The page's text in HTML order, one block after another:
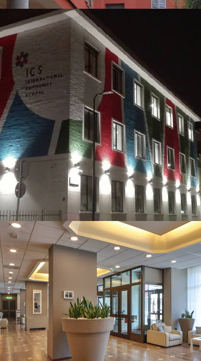
ICS INTERNATIONAL SCHOOL
Aziende | Hotel
ZOOM VIEW
CONTESSA JOLANDA HOTEL & RESIDENCE
Aziende | Hotel
VIEW